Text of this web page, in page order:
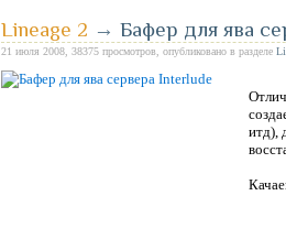
Lineage 2 → Бафер для ява
21 июля 2008, 38375 просмотров, опубликовано в разделе
итд),